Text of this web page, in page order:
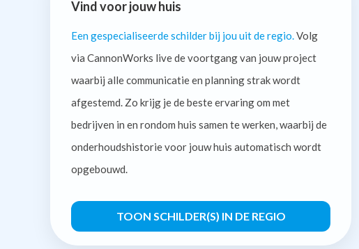
Vind voor jouw huis
Een gespecialiseerde schilder bij jou uit de regio. Volg
via CannonWorks live de voortgang van jouw project
waarbij alle communicatie en planning strak wordt
afgestemd. Zo krijg je de beste ervaring om met
bedrijven in en rondom huis samen te werken, waarbij de
onderhoudshistorie voor jouw huis automatisch wordt
opgebouwd.
TOON SCHILDER(S) IN DE REGIO